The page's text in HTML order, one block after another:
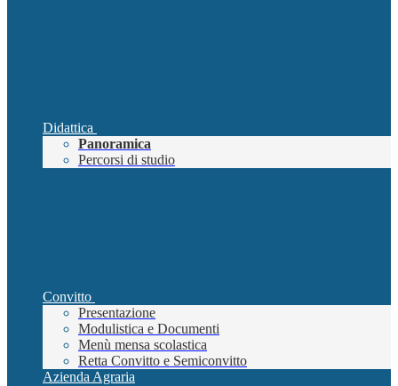
Didattica
Panoramica
Percorsi di studio
Convitto
Presentazione
Modulistica e Documenti
Menù mensa scolastica
Retta Convitto e Semiconvitto
Azienda Agraria